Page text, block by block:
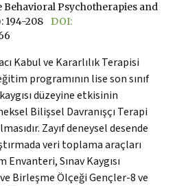
Psychotherapies and
194-208
DOI:
Kabul ve Kararlılık Terapisi
programının lise son sınıf
düzeyine etkisinin
Bilişsel Davranışçı Terapi
Zayıf deneysel desende
veri toplama araçları
Sınav Kaygısı
Birleşme Ölçeği Gençler-8 ve